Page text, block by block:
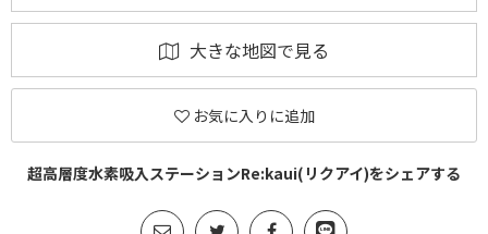
大きな地図で見る
お気に入りに追加
超高層度水素吸入ステーションRe:kaui(リクアイ)をシェアする